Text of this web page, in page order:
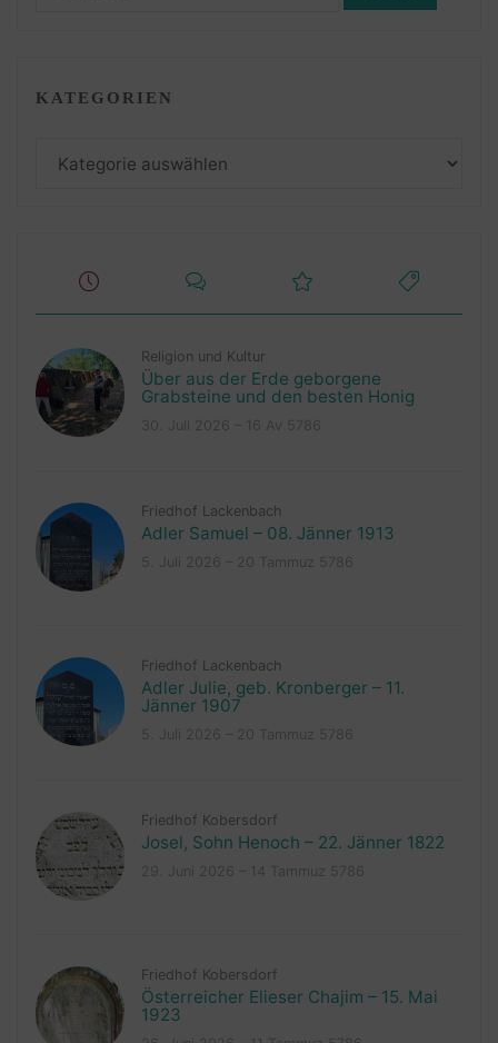
KATEGORIEN
Religion und Kultur
Über aus der Erde geborgene
Grabsteine und den besten Honig
Friedhof Lackenbach
Adler Samuel – 08. Jänner 1913
Friedhof Lackenbach
Adler Julie, geb. Kronberger – 11.
Jänner 1907
Friedhof Kobersdorf
Josel, Sohn Henoch – 22. Jänner 1822
Friedhof Kobersdorf
Österreicher Elieser Chajim – 15. Mai
1923